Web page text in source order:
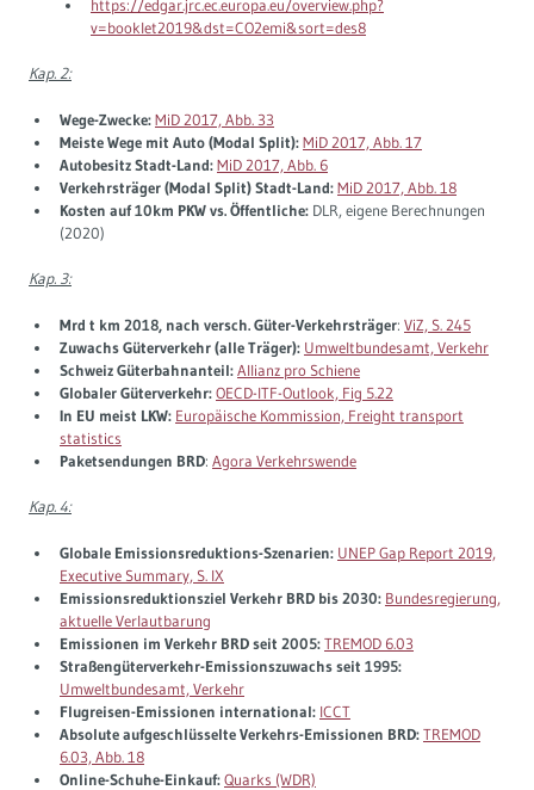
https://edgar.jrc.ec.europa.eu/overview.php?
v=booklet2019&dst=CO2emi&sort=des8
Kap. 2:
Wege-Zwecke:MiD 2017, Abb. 33
Meiste Wege mit Auto (Modal Split):MiD 2017, Abb. 17
Autobesitz Stadt-Land:MiD 2017, Abb. 6
Verkehrsträger (Modal Split) Stadt-Land:MiD 2017, Abb. 18
Kosten auf 10km PKW vs. Öffentliche: DLR, eigene Berechnungen
(2020)
Kap. 3:
Mrd t km 2018, nach versch. Güter-Verkehrsträger: ViZ, S. 245
Zuwachs Güterverkehr (alle Träger): Umweltbundesamt, Verkehr
Schweiz Güterbahnanteil:Allianz pro Schiene
Globaler Güterverkehr:OECD-ITF-Outlook, Fig 5.22
In EU meist LKW: Europäische Kommission, Freight transport
statistics
Paketsendungen BRD: Agora Verkehrswende
Kap. 4:
Globale Emissionsreduktions-Szenarien: UNEP Gap Report 2019,
Executive Summary, S. IX
Emissionsreduktionsziel Verkehr BRD bis 2030: Bundesregierung,
aktuelle Verlautbarung
Emissionen im Verkehr BRD seit 2005:TREMOD 6.03
Straßengüterverkehr-Emissionszuwachs seit 1995:
Umweltbundesamt, Verkehr
Flugreisen-Emissionen international: ICCT
Absolute aufgeschlüsselte Verkehrs-Emissionen BRD:TREMOD
6.03, Abb. 18
Online-Schuhe-Einkauf:Quarks (WDR)